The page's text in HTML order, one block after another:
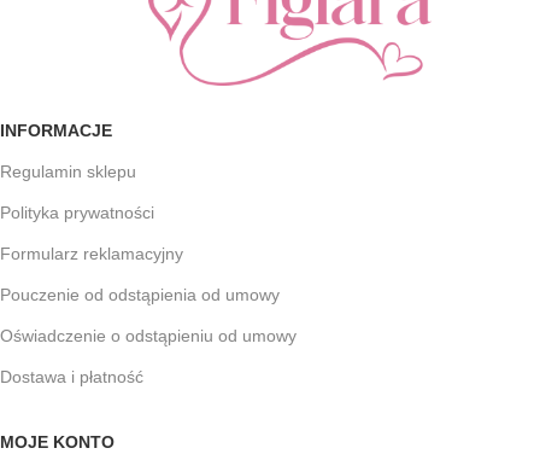
INFORMACJE
Regulamin sklepu
Polityka prywatności
Formularz reklamacyjny
Pouczenie od odstąpienia od umowy
Oświadczenie o odstąpieniu od umowy
Dostawa i płatność
MOJE KONTO